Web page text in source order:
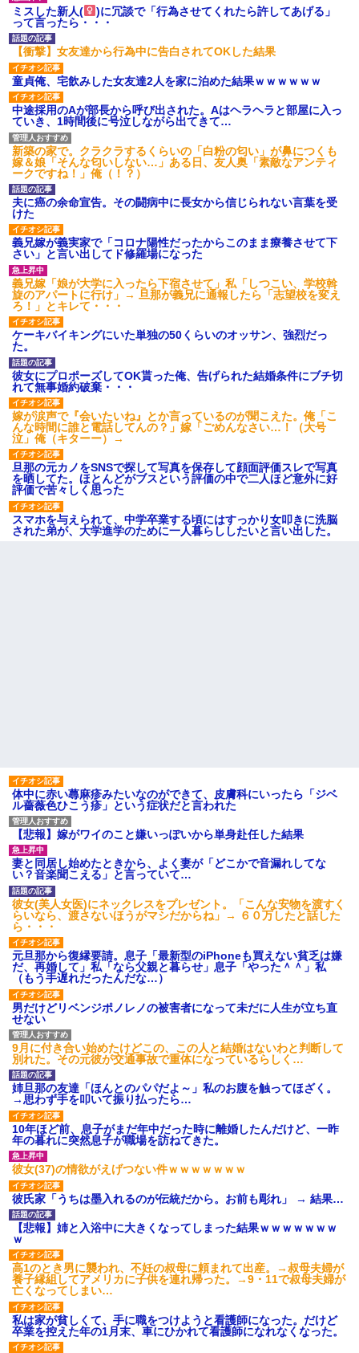
後続車にクラクションを鳴ら
され彼氏が逆切れ。「何クラク
ション鳴らしてんだ！降りてこ
いよ！」と怒鳴りだし...
【衝撃】報酬100万円超の治験
募集がこちらｗｗｗｗｗ(※画像
あり)
【ネット騒然】惨殺されたタ
ワマン頂き女子のこの動画、す
げえええええｗｗｗｗｗｗｗｗ
ｗｗｗ
【愕然】白のクラウン俺氏、
高速道路左車線を制限速度で走
った結果wwwwwwwwwwww
百年の恋12-899 食べた量を
張り合ってくる
【悲報】佐藤輝明・・・２軍
でも盛大にやらかす←あまり悲
しませないでくれ
ミスした新人(
)に冗談で「行為させてくれたら許してあげる」
って言ったら・・・
【衝撃】女友達から行為中に告白されてOKした結果
童貞俺、宅飲みした女友達2人を家に泊めた結果ｗｗｗｗｗｗ
中途採用のAが部長から呼び出された。Aはヘラヘラと部屋に入っ
ていき、1時間後に号泣しながら出てきて…
新築の家で。クラクラするくらいの「白粉の匂い」が鼻につくも
嫁＆娘「そんな匂いしない…」ある日、友人奥「素敵なアンティ
ークですね！」俺（！？）
夫に癌の余命宣告。その闘病中に長女から信じられない言葉を受
けた
義兄嫁が義実家で「コロナ陽性だったからこのまま療養させて下
さい」と言い出してド修羅場になった
義兄嫁「娘が大学に入ったら下宿させて」私「しつこい、学校斡
旋のアパートに行け」→ 旦那が義兄に通報したら「志望校を変え
ろ！」とキレて・・・
ケーキバイキングにいた単独の50くらいのオッサン、強烈だっ
た。
彼女にプロポーズしてOK貰った俺、告げられた結婚条件にブチ切
れて無事婚約破棄・・・
嫁が涙声で『会いたいね』とか言っているのが聞こえた。俺「こ
んな時間に誰と電話してんの？」嫁「ごめんなさい…！（大号
泣」俺（キターー）→
旦那の元カノをSNSで探して写真を保存して顔面評価スレで写真
を晒してた。ほとんどがブスという評価の中で二人ほど意外に好
評価で苦々しく思った
スマホを与えられて、中学卒業する頃にはすっかり女叩きに洗脳
された弟が、大学進学のために一人暮らししたいと言い出した。
体中に赤い蕁麻疹みたいなのができて、皮膚科にいったら「ジベ
ル薔薇色ひこう疹」という症状だと言われた
【悲報】嫁がワイのこと嫌いっぽいから単身赴任した結果
妻と同居し始めたときから、よく妻が「どこかで音漏れしてな
い？音楽聞こえる」と言っていて…
彼女(美人女医)にネックレスをプレゼント。「こんな安物を渡すく
らいなら、渡さないほうがマシだからね」→ ６０万したと話した
ら・・・
元旦那から復縁要請。息子「最新型のiPhoneも買えない貧乏は嫌
だ、再婚して」私「なら父親と暮らせ」息子「やった＾＾」私
（もう手遅れだったんだな…）
男だけどリベンジポノレノの被害者になって未だに人生が立ち直
せない
9月に付き合い始めたけどこの、この人と結婚はないわと判断して
別れた。その元彼が交通事故で重体になっているらしく…
姉旦那の友達「ほんとのパパだよ～」私のお腹を触ってほざく。
→思わず手を叩いて振り払ったら…
10年ほど前、息子がまだ年中だった時に離婚したんだけど、一昨
年の暮れに突然息子が職場を訪ねてきた。
彼女(37)の情欲がえげつない件ｗｗｗｗｗｗｗ
彼氏家「うちは墨入れるのが伝統だから。お前も彫れ」 → 結果…
【悲報】姉と入浴中に大きくなってしまった結果ｗｗｗｗｗｗｗ
ｗ
高1のとき男に襲われ、不妊の叔母に頼まれて出産。→叔母夫婦が
養子縁組してアメリカに子供を連れ帰った。→9・11で叔母夫婦が
亡くなってしまい…
私は家が貧しくて、手に職をつけようと看護師になった。だけど
卒業を控えた年の1月末、車にひかれて看護師になれなくなった。